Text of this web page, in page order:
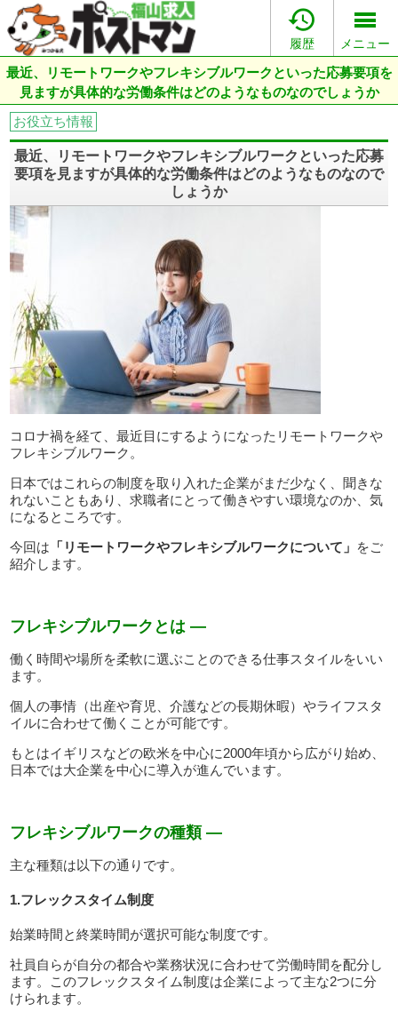

履歴 メニュー
最近、リモートワークやフレキシブルワークといった応募要項を
見ますが具体的な労働条件はどのようなものなのでしょうか
お役立ち情報
最近、リモートワークやフレキシブルワークといった応募
要項を見ますが具体的な労働条件はどのようなものなので
しょうか
コロナ禍を経て、最近目にするようになったリモートワークや
フレキシブルワーク。
日本ではこれらの制度を取り入れた企業がまだ少なく、聞きな
れないこともあり、求職者にとって働きやすい環境なのか、気
になるところです。
今回は 「リモートワークやフレキシブルワークについて」 をご
紹介します。
フレキシブルワークとは —
働く時間や場所を柔軟に選ぶことのできる仕事スタイルをいい
ます。
個人の事情（出産や育児、介護などの長期休暇）やライフスタ
イルに合わせて働くことが可能です。
もとはイギリスなどの欧米を中心に2000年頃から広がり始め、
日本では大企業を中心に導入が進んでいます。
フレキシブルワークの種類 —
主な種類は以下の通りです。
1.フレックスタイム制度
始業時間と終業時間が選択可能な制度です。
社員自らが自分の都合や業務状況に合わせて労働時間を配分し
ます。このフレックスタイム制度は企業によって主な2つに分
けられます。